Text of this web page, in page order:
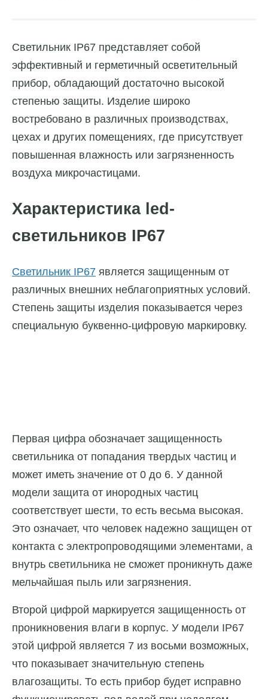
Светильник IP67 представляет собой
эффективный и герметичный осветительный
прибор, обладающий достаточно высокой
степенью защиты. Изделие широко
востребовано в различных производствах,
цехах и других помещениях, где присутствует
повышенная влажность или загрязненность
воздуха микрочастицами.
Характеристика led-
светильников IP67
Светильник IP67 является защищенным от
различных внешних неблагоприятных условий.
Степень защиты изделия показывается через
специальную буквенно-цифровую маркировку.
Первая цифра обозначает защищенность
светильника от попадания твердых частиц и
может иметь значение от 0 до 6. У данной
модели защита от инородных частиц
соответствует шести, то есть весьма высокая.
Это означает, что человек надежно защищен от
контакта с электропроводящими элементами, а
внутрь светильника не сможет проникнуть даже
мельчайшая пыль или загрязнения.
Второй цифрой маркируется защищенность от
проникновения влаги в корпус. У модели IP67
этой цифрой является 7 из восьми возможных,
что показывает значительную степень
влагозащиты. То есть прибор будет исправно